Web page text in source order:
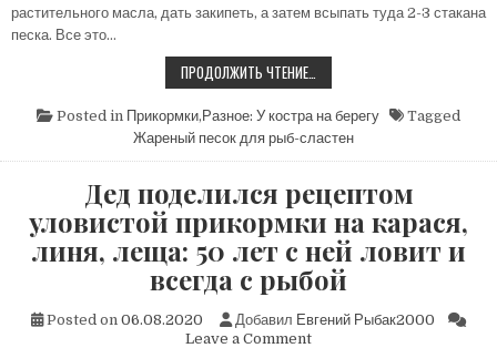
растительного масла, дать закипеть, а затем всыпать туда 2-3 стакана
песка. Все это…
ПРОДОЛЖИТЬ ЧТЕНИЕ…
ПЕСОК
РЫБ-
СЛАСТЕН
Posted in Прикормки,Разное: У костра на берегу
Tagged
Жареный песок для рыб-сластен
Дед поделился рецептом
уловистой прикормки на карася,
линя, леща: 50 лет с ней ловит и
всегда с рыбой
Posted on 06.08.2020 Добавил Евгений Рыбак2000
Leave a Commenton